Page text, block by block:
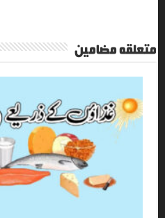
متعلقہ مضامین